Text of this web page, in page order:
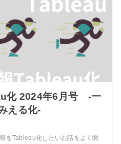
化 2024年6月号 -一
える化-
をTableau化したいお話をよく聞